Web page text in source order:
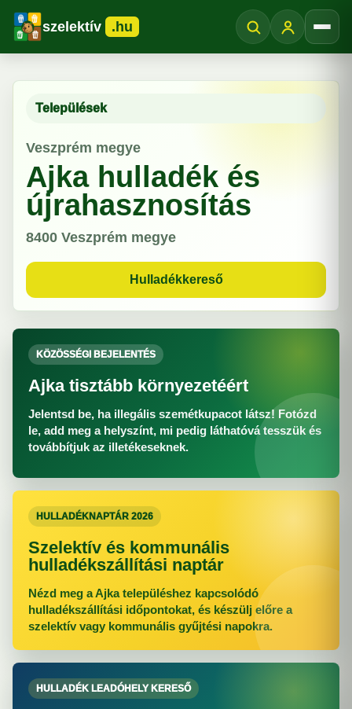
szelektív .hu
Települések
Veszprém megye
Ajka hulladék és
újrahasznosítás
8400 Veszprém megye
Hulladékkereső
KÖZÖSSÉGI BEJELENTÉS
Ajka tisztább környezetéért
Jelentsd be, ha illegális szemétkupacot látsz! Fotózd
le, add meg a helyszínt, mi pedig láthatóvá tesszük és
továbbítjuk az illetékeseknek.
HULLADÉKNAPTÁR 2026
Szelektív és kommunális
hulladékszállítási naptár
Nézd meg a Ajka településhez kapcsolódó
hulladékszállítási időpontokat, és készülj előre a
szelektív vagy kommunális gyűjtési napokra.
HULLADÉK LEADÓHELY KERESŐ